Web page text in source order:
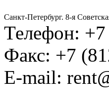
Санкт-Петербург. 8-я
Телефон:
Факс: +7
E-mail: